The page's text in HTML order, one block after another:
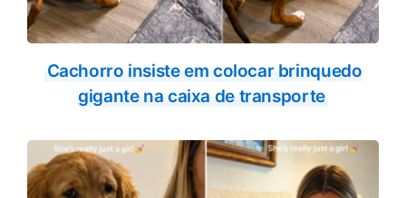
Cachorro insiste em colocar brinquedo
gigante na caixa de transporte